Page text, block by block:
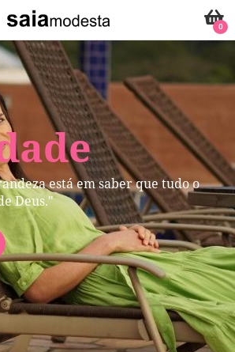
está em saber que tudo o
Deus."
0